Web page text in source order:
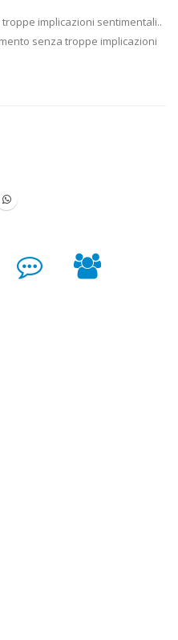
implicazioni sentimentali..
senza troppe implicazioni